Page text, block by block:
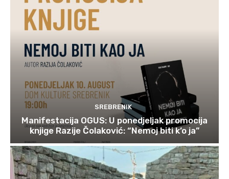
SREBRENIK
Manifestacija OGUS: U ponedjeljak promocija
knjige Razije Čolaković: “Nemoj biti k’o ja”